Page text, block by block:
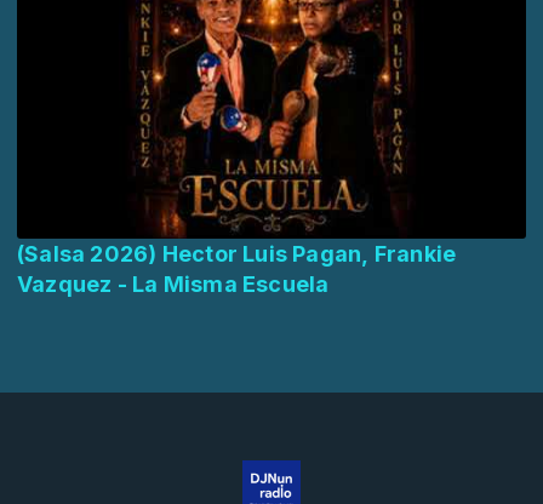
(Salsa 2026) Hector Luis Pagan, Frankie
Vazquez - La Misma Escuela